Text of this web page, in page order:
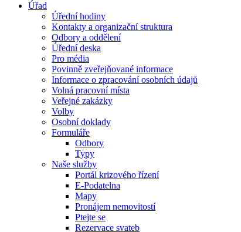
Úřad
Úřední hodiny
Kontakty a organizační struktura
Odbory a oddělení
Úřední deska
Pro média
Povinně zveřejňované informace
Informace o zpracování osobních údajů
Volná pracovní místa
Veřejné zakázky
Volby
Osobní doklady
Formuláře
Odbory
Typy
Naše služby
Portál krizového řízení
E-Podatelna
Mapy
Pronájem nemovitostí
Ptejte se
Rezervace svateb